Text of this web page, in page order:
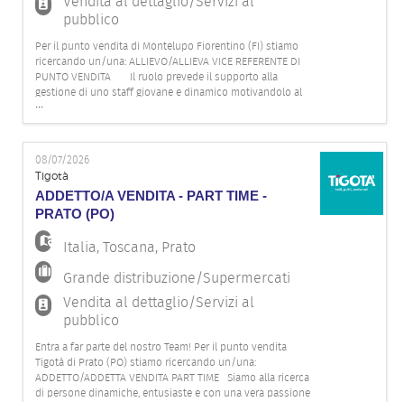
pubblico
Per il punto vendita di Montelupo Fiorentino (FI) stiamo
ricercando un/una: ALLIEVO/ALLIEVA VICE REFERENTE DI
PUNTO VENDITA Il ruolo prevede il supporto alla
gestione di uno staff giovane e dinamico motivandolo al
raggiungimento degli obiettivi, l' organizzazione della
giornata lavorativa e dei turni di lavoro. La commessa/Il
...
08/07/2026
Tigotà
ADDETTO/A VENDITA - PART TIME -
PRATO (PO)
Italia,Toscana, Prato
Grande distribuzione/Supermercati
Vendita al dettaglio/Servizi al
pubblico
Entra a far parte del nostro Team! Per il punto vendita
Tigotà di Prato (PO) stiamo ricercando un/una:
ADDETTO/ADDETTA VENDITA PART TIME Siamo alla ricerca
di persone dinamiche, entusiaste e con una vera passione